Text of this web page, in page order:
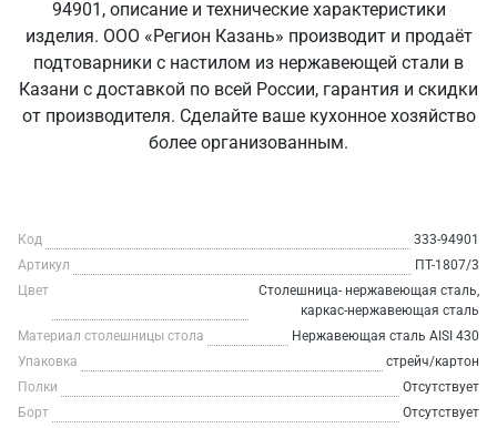
94901, описание и технические характеристики
изделия. ООО «Регион Казань» производит и продаёт
подтоварники с настилом из нержавеющей стали в
Казани с доставкой по всей России, гарантия и скидки
от производителя. Сделайте ваше кухонное хозяйство
более организованным.
Код
333-94901
Артикул
ПТ-1807/3
Цвет
Столешница- нержавеющая сталь,
каркас-нержавеющая сталь
Материал столешницы стола
Нержавеющая сталь AISI 430
Упаковка
стрейч/картон
Полки
Отсутствует
Борт
Отсутствует